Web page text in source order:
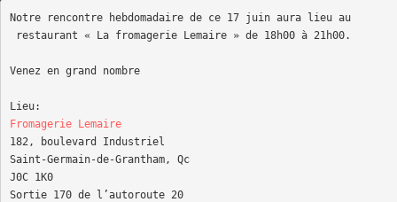
Notre rencontre hebdomadaire de ce 17 juin aura lieu au
Venez en grand nombre
Fromagerie Lemaire
182, boulevard Industriel
Saint-Germain-de-Grantham, Qc
J0C 1K0
Sortie 170 de l’autoroute 20